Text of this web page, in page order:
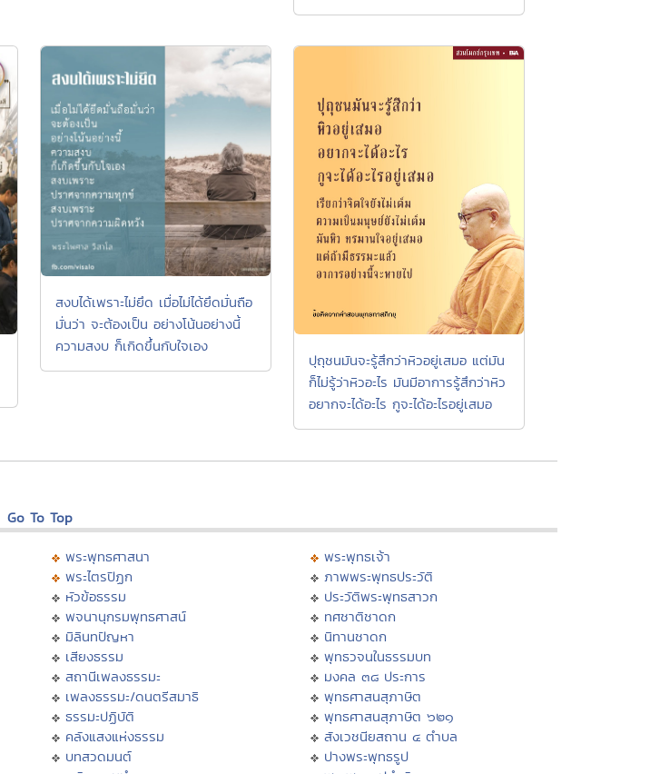
สงบได้เพราะไม่ยึด เมื่อไม่ได้ยึดมั่นถือ
มั่นว่า จะต้องเป็น อย่างโน้นอย่างนี้
ความสงบ ก็เกิดขึ้นกับใจเอง
ปุถุชนมันจะรู้สึกว่าหิวอยู่เสมอ แต่มัน
ก็ไม่รู้ว่าหิวอะไร มันมีอาการรู้สึกว่าหิว
อยากจะได้อะไร กูจะได้อะไรอยู่เสมอ
Go To Top
พระพุทธศาสนา
พระไตรปิฏก
หัวข้อธรรม
พจนานุกรมพุทธศาสน์
มิลินทปัญหา
เสียงธรรม
สถานีเพลงธรรมะ
เพลงธรรมะ/ดนตรีสมาธิ
ธรรมะปฏิบัติ
คลังแสงแห่งธรรม
บทสวดมนต์
พระพุทธเจ้า
ภาพพระพุทธประวัติ
ประวัติพระพุทธสาวก
ทศชาติชาดก
นิทานชาดก
พุทธวจนในธรรมบท
มงคล ๓๘ ประการ
พุทธศาสนสุภาษิต
พุทธศาสนสุภาษิต ๖๒๑
สังเวชนียสถาน ๔ ตำบล
ปางพระพุทธรูป